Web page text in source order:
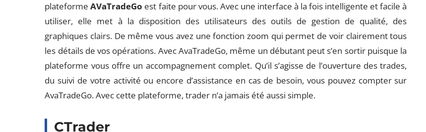
plateformeAVaTradeGo est faite pour vous. Avec une interface à la fois intelligente et facile à
utiliser, elle met à la disposition des utilisateurs des outils de gestion de qualité, des
graphiques clairs. De même vous avez une fonction zoom qui permet de voir clairement tous
les détails de vos opérations. Avec AvaTradeGo, même un débutant peut s’en sortir puisque la
plateforme vous offre un accompagnement complet. Qu’il s’agisse de l’ouverture des trades,
du suivi de votre activité ou encore d’assistance en cas de besoin, vous pouvez compter sur
AvaTradeGo. Avec cette plateforme, trader n’a jamais été aussi simple.
CTrader